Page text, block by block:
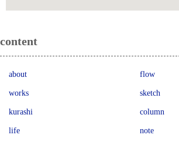
content
about flow
works sketch
kurashi column
life note